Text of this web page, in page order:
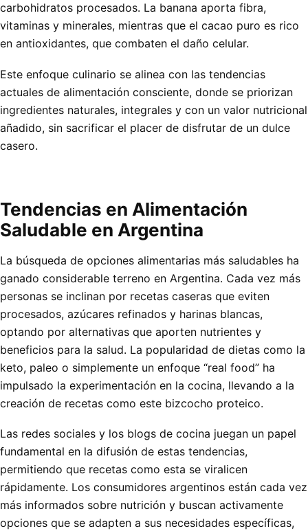
carbohidratos procesados. La banana aporta fibra,
vitaminas y minerales, mientras que el cacao puro es rico
en antioxidantes, que combaten el daño celular.
Este enfoque culinario se alinea con las tendencias
actuales de alimentación consciente, donde se priorizan
ingredientes naturales, integrales y con un valor nutricional
añadido, sin sacrificar el placer de disfrutar de un dulce
casero.
Tendencias en Alimentación
Saludable en Argentina
La búsqueda de opciones alimentarias más saludables ha
ganado considerable terreno en Argentina. Cada vez más
personas se inclinan por recetas caseras que eviten
procesados, azúcares refinados y harinas blancas,
optando por alternativas que aporten nutrientes y
beneficios para la salud. La popularidad de dietas como la
keto, paleo o simplemente un enfoque “real food” ha
impulsado la experimentación en la cocina, llevando a la
creación de recetas como este bizcocho proteico.
Las redes sociales y los blogs de cocina juegan un papel
fundamental en la difusión de estas tendencias,
permitiendo que recetas como esta se viralicen
rápidamente. Los consumidores argentinos están cada vez
más informados sobre nutrición y buscan activamente
opciones que se adapten a sus necesidades específicas,